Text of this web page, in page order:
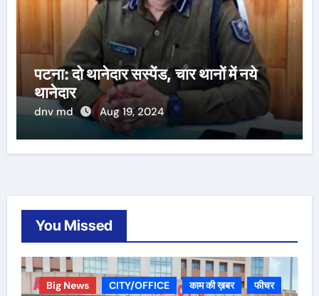
पटना: दो थानेदार सस्पेंड, चार थानों में नये
थानेदार
dnv md Aug 19, 2024
You Missed
Big News CITY/OFFICE काम की ख़बर फीचर